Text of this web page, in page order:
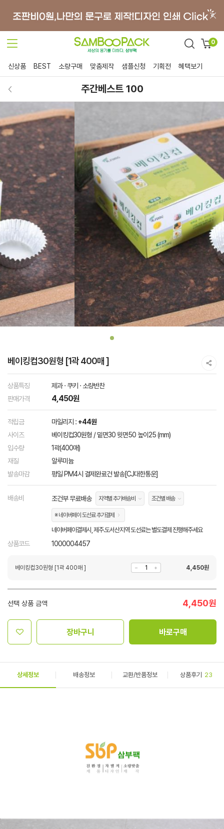
0
신상품 BEST 소량구매 맞춤제작 샘플신청 기획전 혜택보기
주간베스트 100
베이킹컵30원형 [1곽 400매 ]
상품특징
제과 · 쿠키 · 소량반찬
판매가격
4,450원
적립금 마일리지 : +44원
사이즈
베이킹컵30원형 / 밑면30 윗면50 높이25 (mm)
입수량
1곽(400매)
재질
알루미늄
발송마감
평일 PM4시 결제완료건 발송[CJ대한통운]
배송비 조건부 무료배송 지역별 추가배송비 조건별 배송
※ 네이버페이 도선료 추가결제
네이버페이결제시, 제주.도서산지역 도선료는 별도결제 진행해주세요
상품코드 1000004457
베이킹컵30원형 [1곽 400매 ] 4,450원
선택 상품 금액 4,450원
장바구니 바로구매
상세정보 배송정보 교환/반품정보 상품후기 23